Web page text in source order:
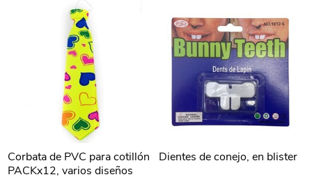
Corbata de PVC para cotillón
PACKx12, varios diseños
Dientes de conejo, en blister